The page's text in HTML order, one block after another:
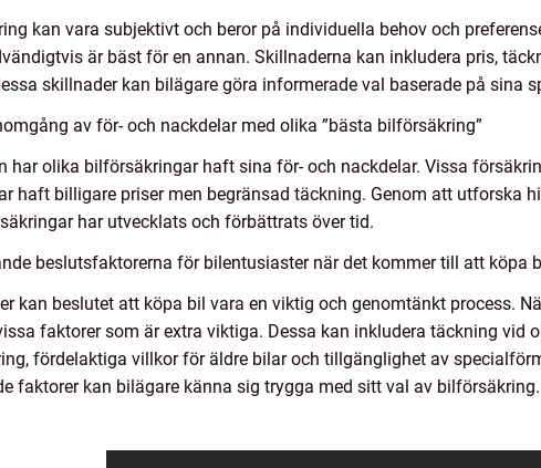
kan vara subjektivt och beror på individuella behov och
är bäst för en annan. Skillnaderna kan inkludera pris,
skillnader kan bilägare göra informerade val baserade på sina
av för- och nackdelar med olika ”bästa bilförsäkring”
har olika bilförsäkringar haft sina för- och nackdelar. Vissa
haft billigare priser men begränsad täckning. Genom att utforska
har utvecklats och förbättrats över tid.
beslutsfaktorerna för bilentusiaster när det kommer till att köpa
kan beslutet att köpa bil vara en viktig och genomtänkt process.
faktorer som är extra viktiga. Dessa kan inkludera täckning vid
fördelaktiga villkor för äldre bilar och tillgänglighet av
faktorer kan bilägare känna sig trygga med sitt val av bilförsäkring.